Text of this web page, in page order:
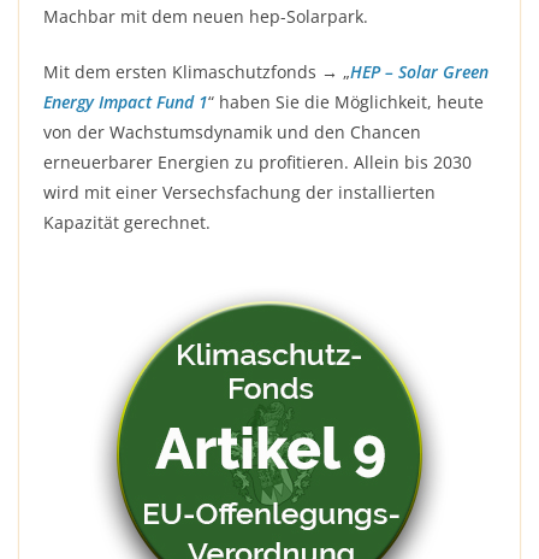
Machbar mit dem neuen hep-Solarpark.
Mit dem ersten Klimaschutzfonds → „HEP – Solar Green
Energy Impact Fund 1“ haben Sie die Möglichkeit, heute
von der Wachstumsdynamik und den Chancen
erneuerbarer Energien zu profitieren. Allein bis 2030
wird mit einer Versechsfachung der installierten
Kapazität gerechnet.